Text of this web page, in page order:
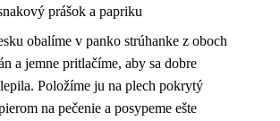
prášok a papriku
obalíme v panko strúhanke z oboch
a jemne pritlačíme, aby sa dobre
Položíme ju na plech pokrytý
na pečenie a posypeme ešte